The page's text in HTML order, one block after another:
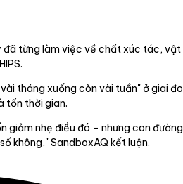
từng làm việc về chất xúc tác, vật
tháng xuống còn vài tuần" ở giai
tốn thời gian.
nhẹ điều đó – nhưng con
không," SandboxAQ kết luận.